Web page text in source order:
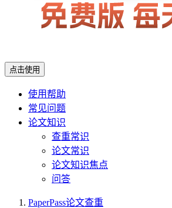
点击使用
使用帮助
常见问题
论文知识
查重常识
论文常识
论文知识焦点
问答
PaperPass论文查重